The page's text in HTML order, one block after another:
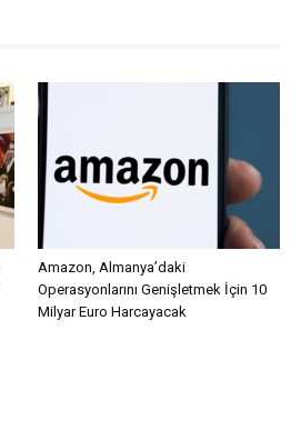
Amazon, Almanya’daki
Operasyonlarını Genişletmek İçin 10
Milyar Euro Harcayacak